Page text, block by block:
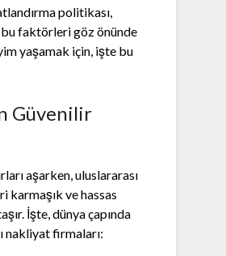
politikası,
faktörleri göz önünde
yaşamak için, işte bu
Güvenilir
aşarken, uluslararası
karmaşık ve hassas
İşte, dünya çapında
nakliyat firmaları: